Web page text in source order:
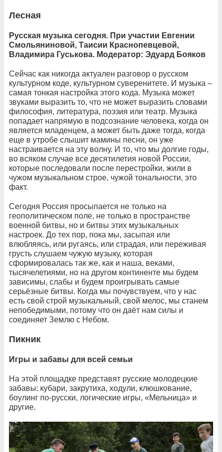
Лесная
Русская музыка сегодня. При участии Евгении
Смольяниновой, Таисии Краснопевцевой,
Владимира Гуськова. Модератор: Эдуард Бояков
Сейчас как никогда актуален разговор о русском
культурном коде, культурном суверенитете. И музыка –
самая тонкая настройка этого кода. Музыка может
звуками выразить то, что не может выразить словами
философия, литература, поэзия или театр. Музыка
попадает напрямую в подсознание человека, когда он
является младенцем, а может быть даже тогда, когда
еще в утробе слышит мамины песни, он уже
настраивается на эту волну. И то, что мы долгие годы,
во всяком случае все десятилетия новой России,
которые последовали после перестройки, жили в
чужом музыкальном строе, чужой тональности, это
факт.
Сегодня Россия просыпается не только на
геополитическом поле, не только в пространстве
военной битвы, но и битвы этих музыкальных
настроек. До тех пор, пока мы, засыпая или
влюбляясь, или ругаясь, или страдая, или переживая
грусть слушаем чужую музыку, которая
сформировалась так же, как и наша, веками,
тысячелетиями, но на другом континенте мы будем
зависимы, слабы и будем проигрывать самые
серьёзные битвы. Когда мы почувствуем, что у нас
есть свой строй музыкальный, свой мелос, мы станем
непобедимыми, потому что он даёт нам силы и
соединяет Землю с Небом.
Пикник
Игры и забавы для всей семьи
На этой площадке представят русские молодецкие
забавы: кубари, закрутиха, ходули, клюшкование,
боулинг по-русски, логические игры, «Мельница» и
другие.